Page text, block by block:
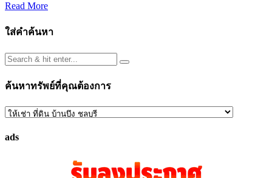
Read More
ใส่คำค้นหา
ค้นหาทรัพย์ที่คุณต้องการ
ค้นหา
ที่
ads